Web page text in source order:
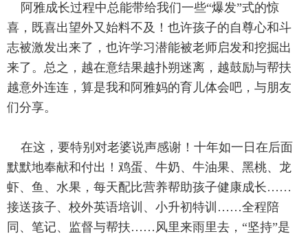
阿雅成长过程中总能带给我们一些“爆发”式的惊
喜，既喜出望外又始料不及！也许孩子的自尊心和斗
志被激发出来了，也许学习潜能被老师启发和挖掘出
来了。总之，越在意结果越扑朔迷离，越鼓励与帮扶
越意外连连，算是我和阿雅妈的育儿体会吧，与朋友
们分享。
在这，要特别对老婆说声感谢！十年如一日在后面
默默地奉献和付出！鸡蛋、牛奶、牛油果、黑桃、龙
虾、鱼、水果，每天配比营养帮助孩子健康成长……
接送孩子、校外英语培训、小升初特训……全程陪
同、笔记、监督与帮扶……风里来雨里去，“坚持”是